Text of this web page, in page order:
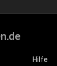
Hilfe